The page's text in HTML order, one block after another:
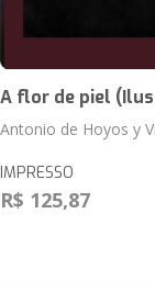
A flor de piel
Antonio de Hoyos y
IMPRESSO
R$ 125,87